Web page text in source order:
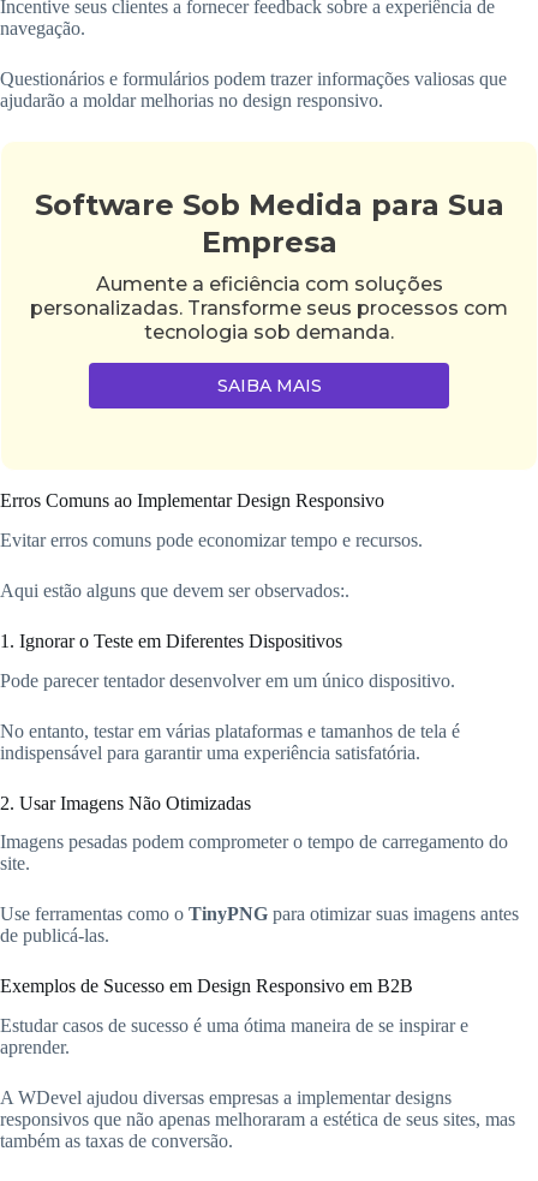
Incentive seus clientes a fornecer feedback sobre a experiência de
navegação.
Questionários e formulários podem trazer informações valiosas que
ajudarão a moldar melhorias no design responsivo.
Software Sob Medida para Sua
Empresa
Aumente a eficiência com soluções
personalizadas. Transforme seus processos com
tecnologia sob demanda.
SAIBA MAIS
Erros Comuns ao Implementar Design Responsivo
Evitar erros comuns pode economizar tempo e recursos.
Aqui estão alguns que devem ser observados:.
1. Ignorar o Teste em Diferentes Dispositivos
Pode parecer tentador desenvolver em um único dispositivo.
No entanto, testar em várias plataformas e tamanhos de tela é
indispensável para garantir uma experiência satisfatória.
2. Usar Imagens Não Otimizadas
Imagens pesadas podem comprometer o tempo de carregamento do
site.
Use ferramentas como o TinyPNG para otimizar suas imagens antes
de publicá-las.
Exemplos de Sucesso em Design Responsivo em B2B
Estudar casos de sucesso é uma ótima maneira de se inspirar e
aprender.
A WDevel ajudou diversas empresas a implementar designs
responsivos que não apenas melhoraram a estética de seus sites, mas
também as taxas de conversão.